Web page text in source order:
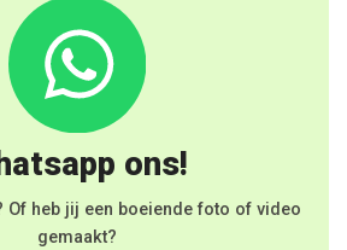
ons!
Of heb jij een boeiende foto of video
gemaakt?